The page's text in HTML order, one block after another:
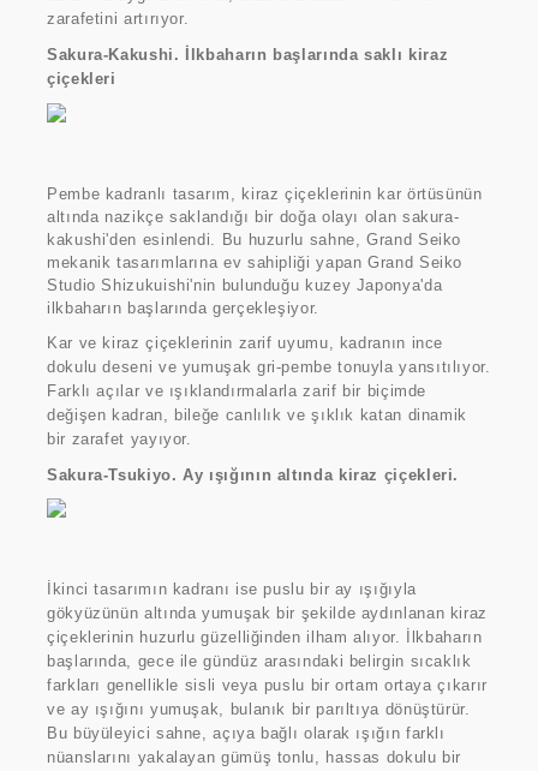
zarafetini artırıyor.
Sakura-Kakushi. İlkbaharın başlarında saklı kiraz
çiçekleri
Pembe kadranlı tasarım, kiraz çiçeklerinin kar örtüsünün
altında nazikçe saklandığı bir doğa olayı olan sakura-
kakushi'den esinlendi. Bu huzurlu sahne, Grand Seiko
mekanik tasarımlarına ev sahipliği yapan Grand Seiko
Studio Shizukuishi'nin bulunduğu kuzey Japonya'da
ilkbaharın başlarında gerçekleşiyor.
Kar ve kiraz çiçeklerinin zarif uyumu, kadranın ince
dokulu deseni ve yumuşak gri-pembe tonuyla yansıtılıyor.
Farklı açılar ve ışıklandırmalarla zarif bir biçimde
değişen kadran, bileğe canlılık ve şıklık katan dinamik
bir zarafet yayıyor.
Sakura-Tsukiyo. Ay ışığının altında kiraz çiçekleri.
İkinci tasarımın kadranı ise puslu bir ay ışığıyla
gökyüzünün altında yumuşak bir şekilde aydınlanan kiraz
çiçeklerinin huzurlu güzelliğinden ilham alıyor.
İlkbaharın
başlarında, gece ile gündüz arasındaki belirgin sıcaklık
farkları genellikle sisli veya puslu bir ortam ortaya çıkarır
ve ay ışığını yumuşak, bulanık bir parıltıya dönüştürür.
Bu büyüleyici sahne, açıya bağlı olarak ışığın farklı
nüanslarını yakalayan gümüş tonlu, hassas dokulu bir